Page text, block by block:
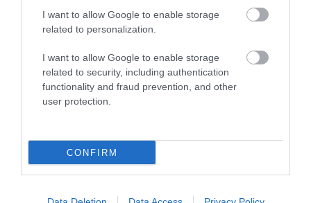
I want to allow Google to enable storage
related to personalization.
I want to allow Google to enable storage
related to security, including authentication
functionality and fraud prevention, and other
user protection.
CONFIRM
45 min
One Teaspoon And All The Worms In The Body